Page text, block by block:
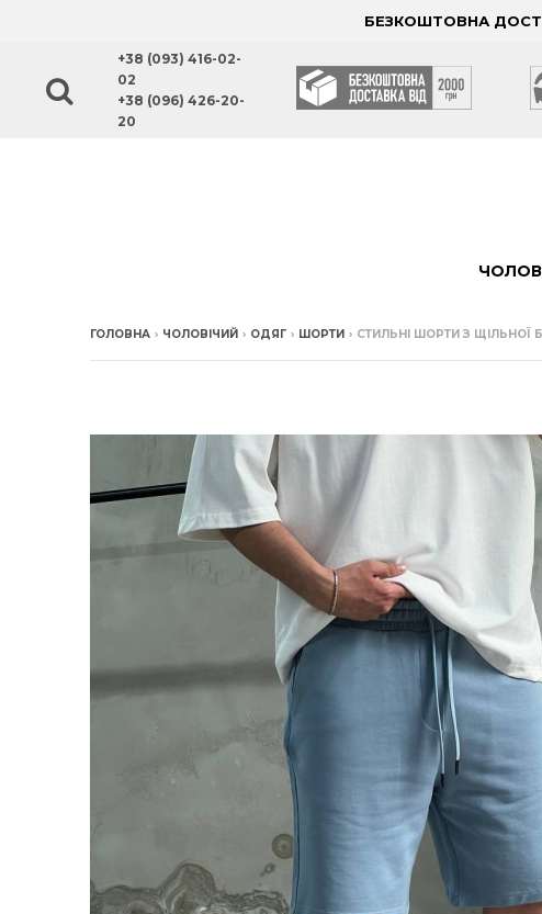
БЕЗКОШТОВНА
+38 (093) 416-02-
02
+38 (096) 426-20-
20
ГОЛОВНА › ЧОЛОВІЧИЙ › ОДЯГ › ШОРТИ › СТИЛЬНІ ШОРТИ З ЩІЛЬНОЇ